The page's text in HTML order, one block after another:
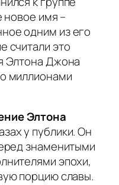
новое имя –
одним из его
считали это
Элтона Джона
миллионами
Элтона
у публики. Он
знаменитыми
эпохи,
порцию славы.